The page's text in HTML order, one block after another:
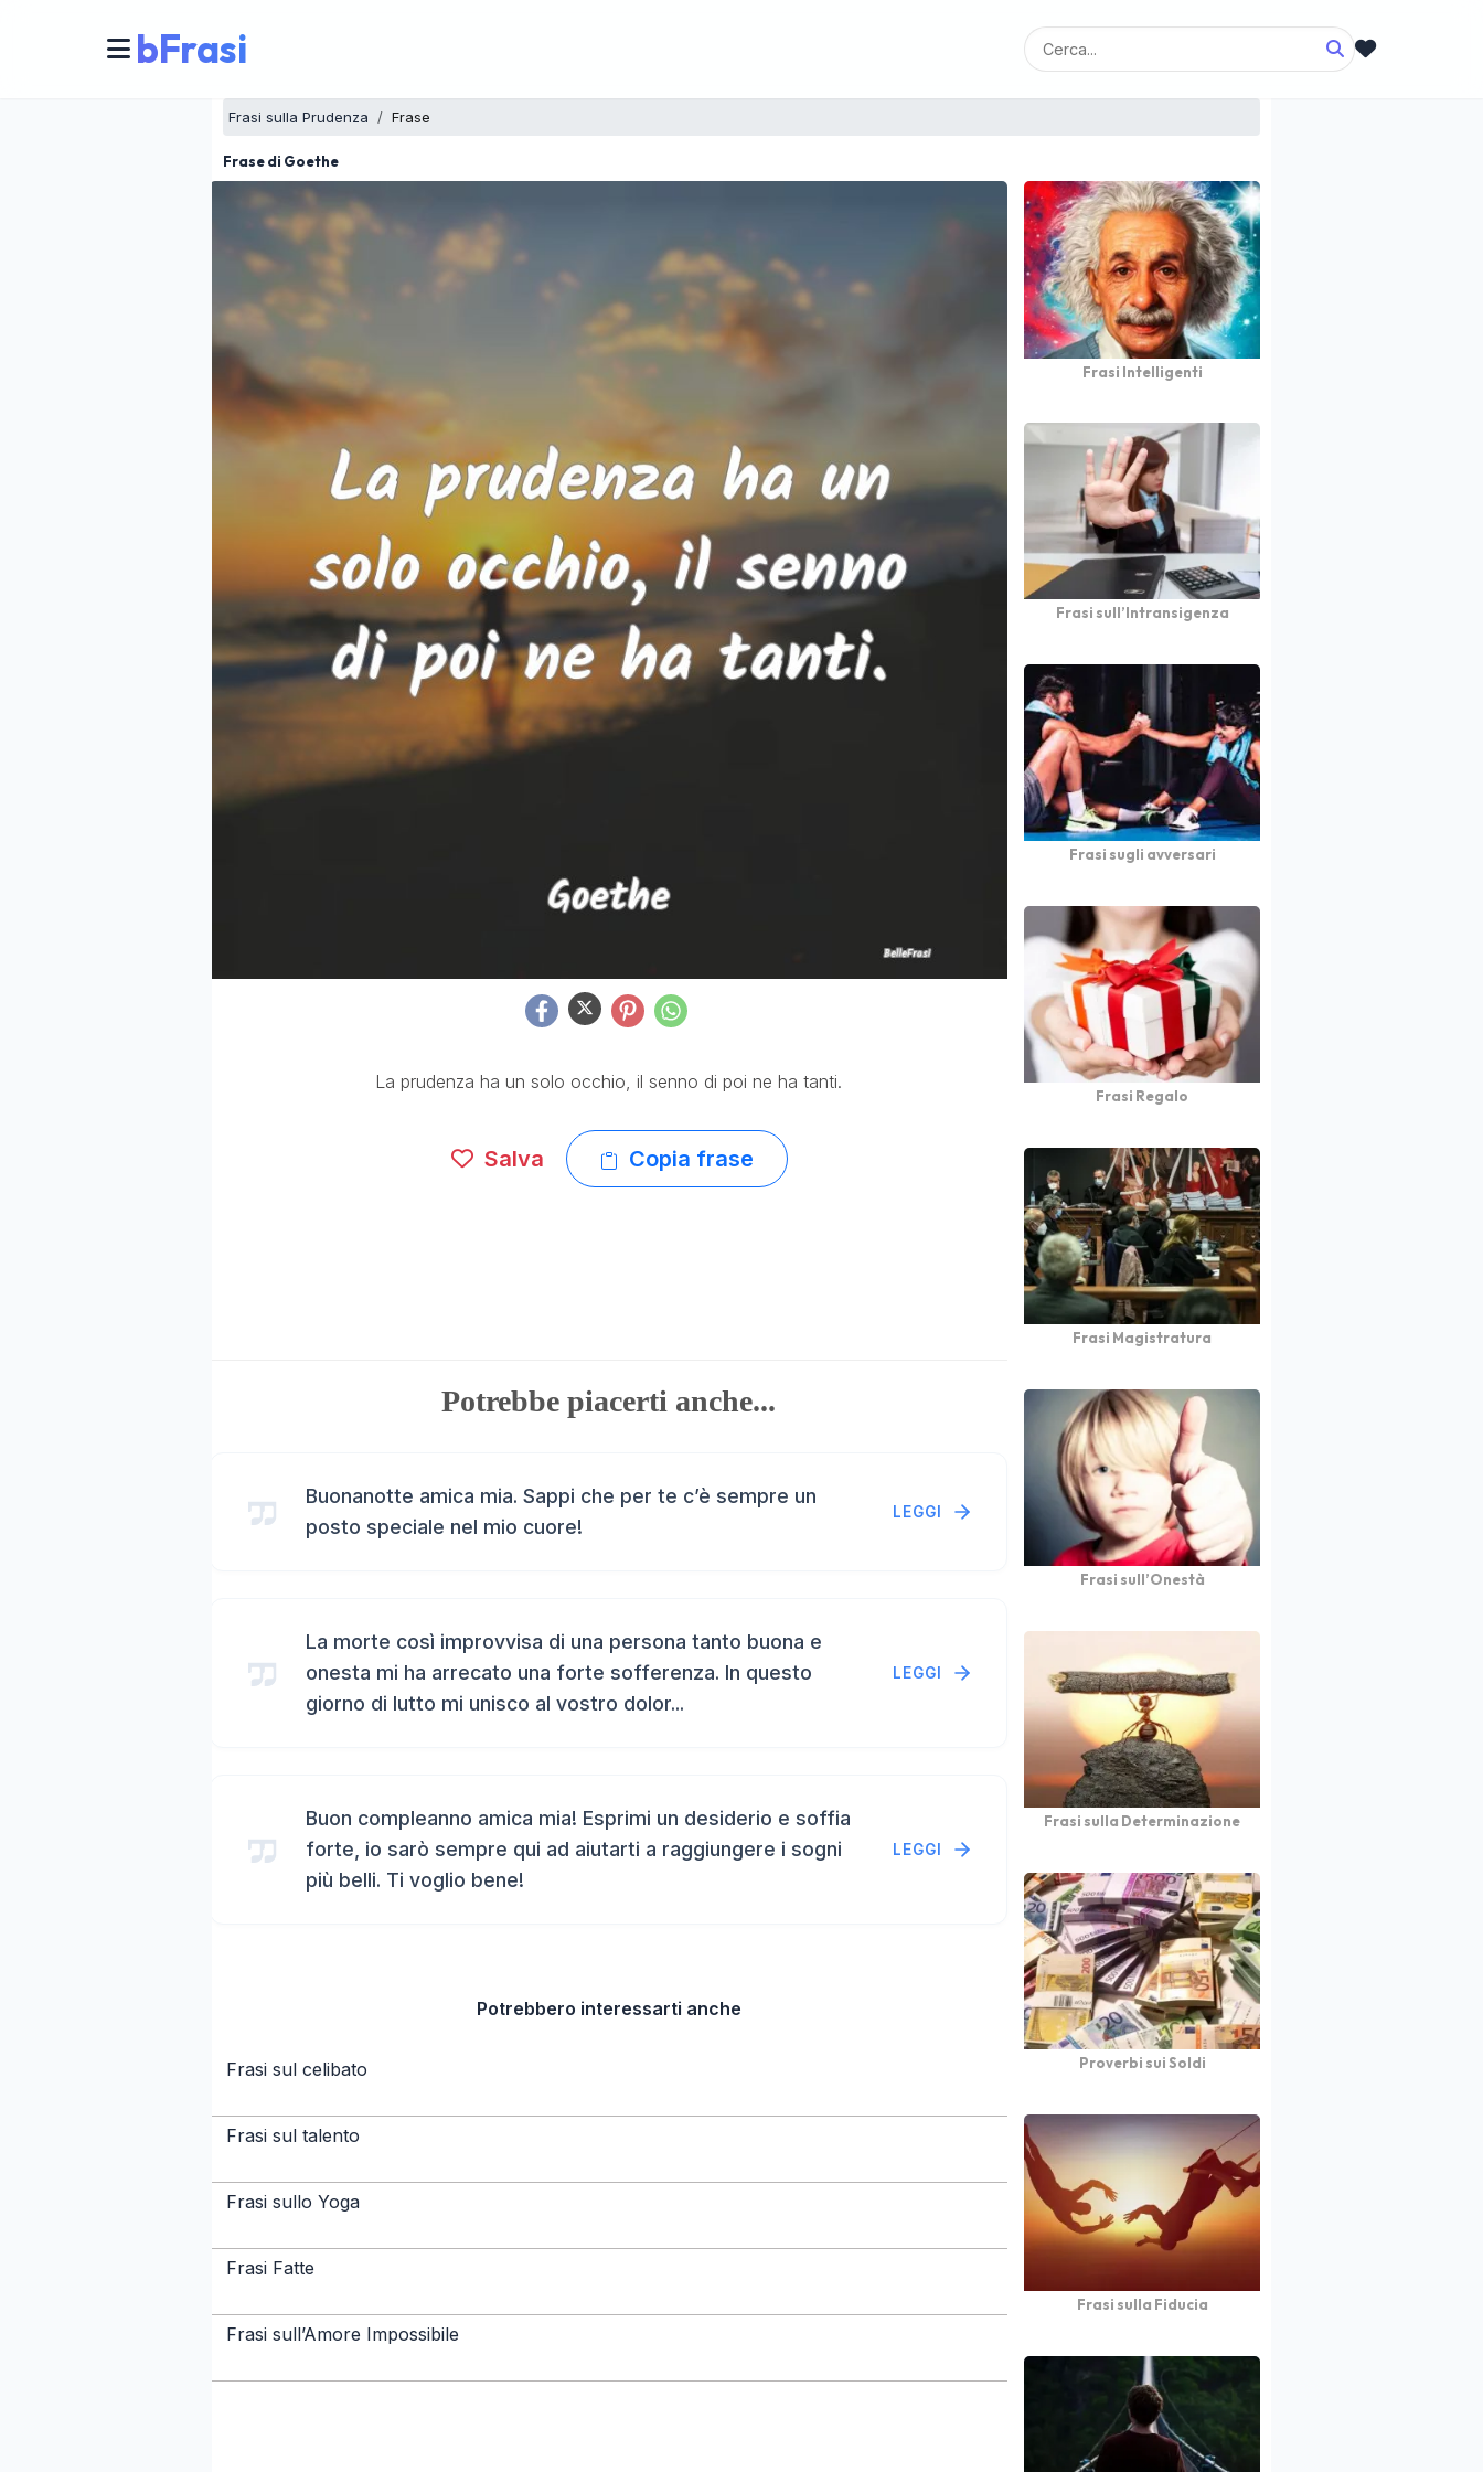
bFrasi
Frasi sulla Prudenza Frase
Frase di Goethe
La prudenza ha un solo occhio, il senno di poi ne ha tanti.
Salva Copia frase
Potrebbe piacerti anche...
Buonanotte amica mia. Sappi che per te c’è sempre un
posto speciale nel mio cuore!
LEGGI
La morte così improvvisa di una persona tanto buona e
onesta mi ha arrecato una forte sofferenza. In questo
giorno di lutto mi unisco al vostro dolor...
LEGGI
Buon compleanno amica mia! Esprimi un desiderio e soffia
forte, io sarò sempre qui ad aiutarti a raggiungere i sogni
più belli. Ti voglio bene!
LEGGI
Potrebbero interessarti anche
Frasi sul celibato
Frasi sul talento
Frasi sullo Yoga
Frasi Fatte
Frasi sull’Amore Impossibile
Frasi Intelligenti
Frasi sull’Intransigenza
Frasi sugli avversari
Frasi Regalo
Frasi Magistratura
Frasi sull’Onestà
Frasi sulla Determinazione
Proverbi sui Soldi
Frasi sulla Fiducia